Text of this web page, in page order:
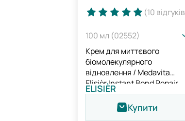
(10 відгуків
100 мл (02552)
Крем для миттєвого
біомолекулярного
відновлення / Medavita
Elisièr Instant Bond Repair
Leave-in Cream
ELISIÈR
Купити